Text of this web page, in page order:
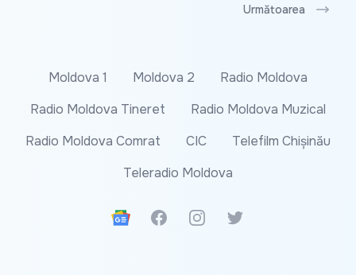
Următoarea
Moldova 1 Moldova 2
Radio Moldova
Radio Moldova Tineret
Radio Moldova Muzical
Radio Moldova Comrat
CIC
Telefilm Chișinău
Teleradio Moldova
Google News
FacebookInstagramTwitter